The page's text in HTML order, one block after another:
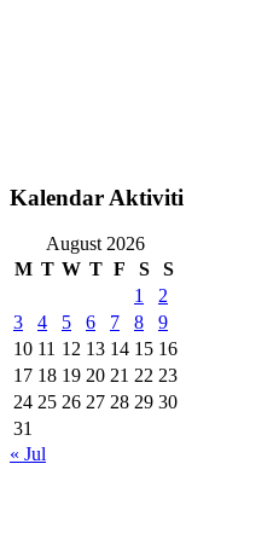
Kalendar Aktiviti
August 2026
M T W T F S
S
1
2
3
4 5 6 7 8
9
10 11 12 13 14 15 16
17 18 19 20 21 22 23
24 25 26 27 28 29 30
31
« Jul